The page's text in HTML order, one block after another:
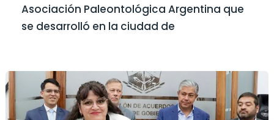
Asociación Paleontológica Argentina que
se desarrolló en la ciudad de